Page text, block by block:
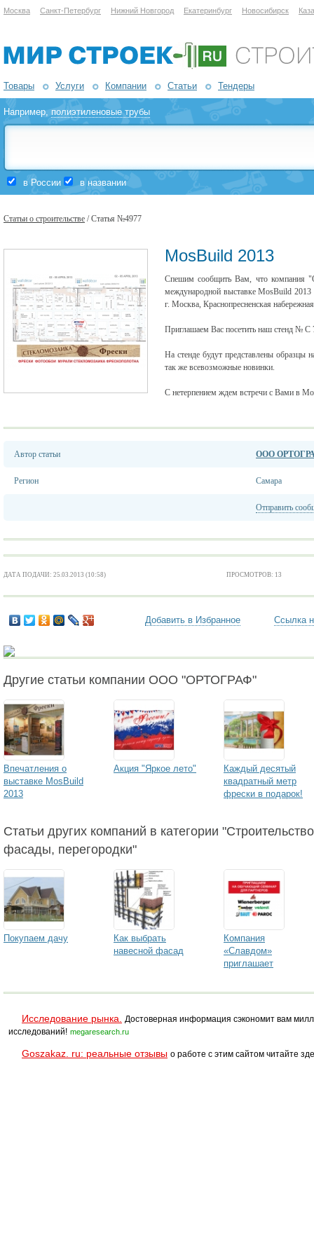
Москва Санкт-Петербург Нижний Новгород Екатеринбург Новосибирск
Товары Услуги Компании Статьи Тендеры
Например,полиэтиленовые трубы
в России в названии
Статьи о строительстве / Статья №4977
MosBuild 2013
Спешим сообщить Вам, что компания
международной выставке MosBuild 2013
г. Москва, Краснопресненская
Приглашаем Вас посетить наш стенд № С
На стенде будут представлены образцы
так же всевозможные новинки.
С нетерпением ждем встречи с Вами в
Автор статьи ООО
Регион Самара
Отправить
ДАТА ПОДАЧИ: 25.03.2013 (10:58) ПРОСМОТРОВ: 13
Добавить в Избранное Ссылка
Другие статьи компании ООО "ОРТОГРАФ"
Впечатления о
выставке MosBuild
2013
Акция "Яркое лето"
Каждый десятый
квадратный метр
фрески в подарок!
Статьи других компаний в категории
фасады, перегородки"
Покупаем дачу
Как выбрать
навесной фасад
Компания
«Славдом»
приглашает
Исследование рынка.
Достоверная информация сэкономит вам
исследований! megaresearch.ru
Goszakaz. ru: реальные отзывы о работе с этим сайтом читайте